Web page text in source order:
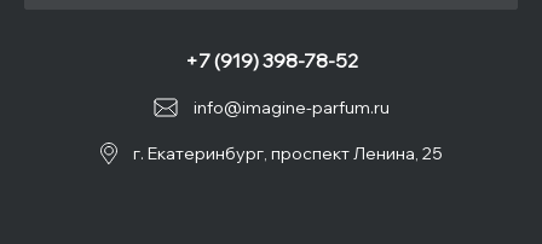
info@imagine-parfum.ru
+7 (919) 398-78-52
г. Екатеринбург, проспект Ленина, 25